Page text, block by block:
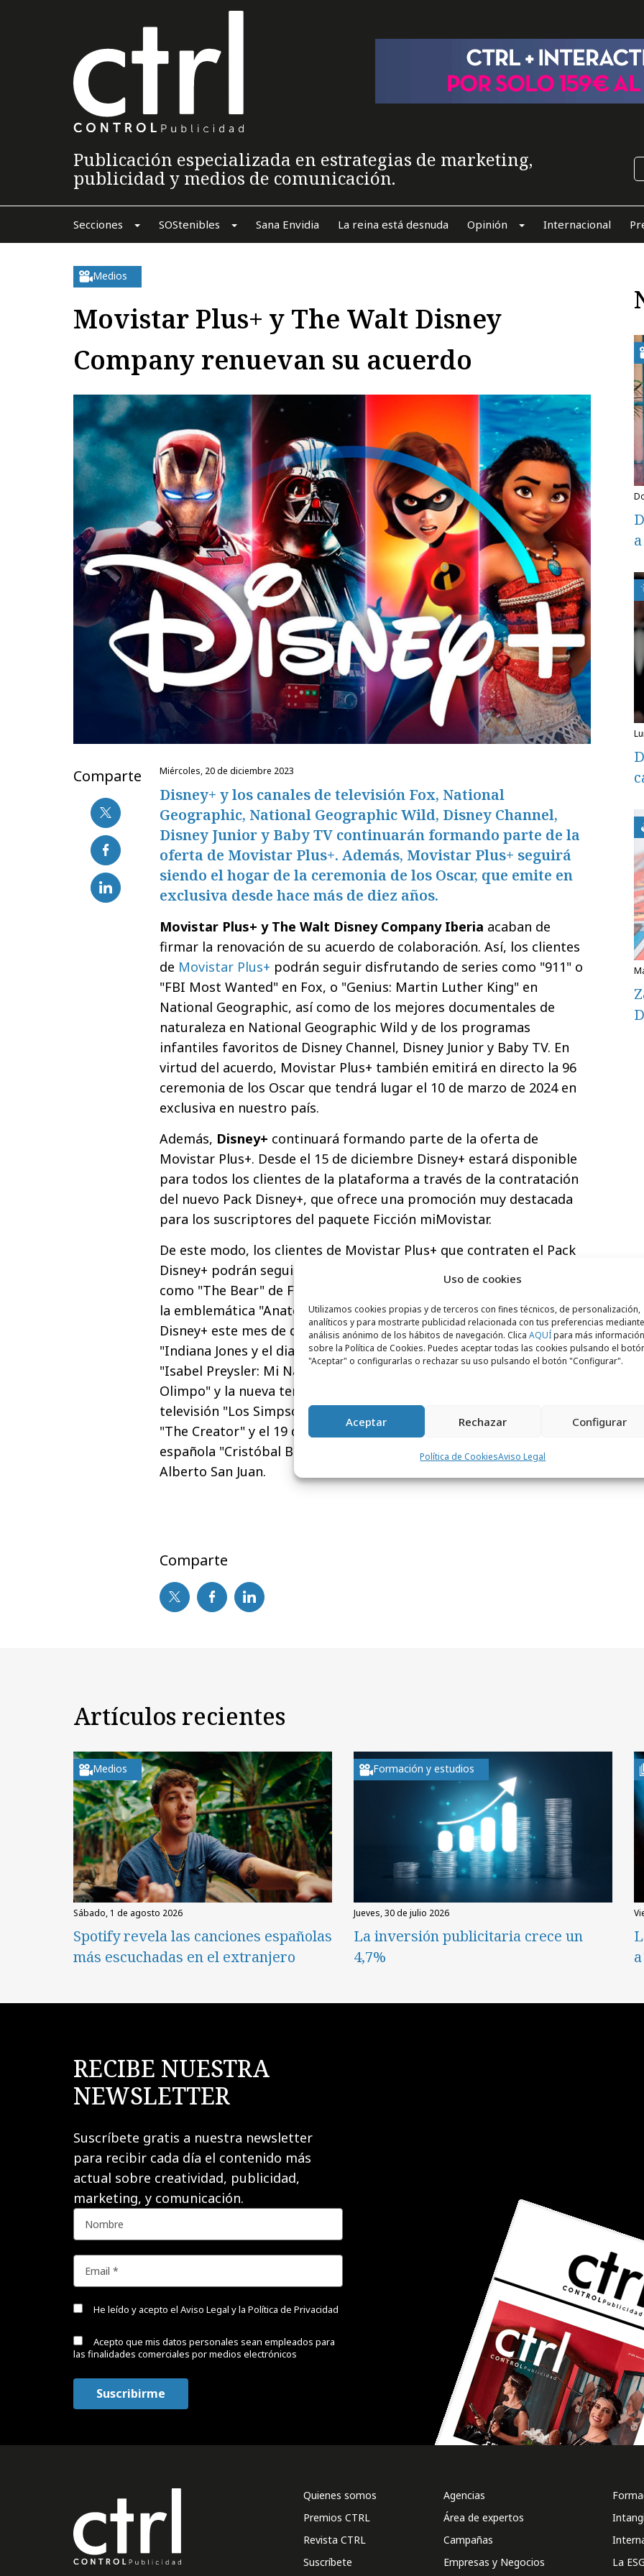
Uso de cookies
Utilizamos cookies propias y de terceros con fines técnicos, de personalización,
analíticos y para mostrarte publicidad relacionada con tus preferencias
análisis anónimo de los hábitos de navegación. Clica AQUÍpara más información
sobre la Política de Cookies. Puedes aceptar todas las cookies pulsando el
"Aceptar" o configurarlas o rechazar su uso pulsando el botón "Configurar".
Aceptar Rechazar Configurar
Política de CookiesAviso Legal
Publicación especializada en estrategias de marketing,
publicidad y medios de comunicación.
Secciones SOStenibles Sana Envidia La reina está desnuda Opinión Internacional
Medios
Movistar Plus+ y The Walt Disney
Company renuevan su acuerdo
Comparte miércoles, 20 de diciembre 2023
Disney+ y los canales de televisión Fox, National
Geographic, National Geographic Wild, Disney Channel,
Disney Junior y Baby TV continuarán formando parte de la
oferta de Movistar Plus+. Además, Movistar Plus+ seguirá
siendo el hogar de la ceremonia de los Oscar, que emite en
exclusiva desde hace más de diez años.
Movistar Plus+ y The Walt Disney Company Iberia acaban de
firmar la renovación de su acuerdo de colaboración. Así, los clientes
de Movistar Plus+ podrán seguir disfrutando de series como "911" o
"FBI Most Wanted" en Fox, o "Genius: Martin Luther King" en
National Geographic, así como de los mejores documentales de
naturaleza en National Geographic Wild y de los programas
infantiles favoritos de Disney Channel, Disney Junior y Baby TV. En
virtud del acuerdo, Movistar Plus+ también emitirá en directo la 96
ceremonia de los Oscar que tendrá lugar el 10 de marzo de 2024 en
exclusiva en nuestro país.
Además, Disney+ continuará formando parte de la oferta de
Movistar Plus+. Desde el 15 de diciembre Disney+ estará disponible
para todos los clientes de la plataforma a través de la contratación
del nuevo Pack Disney+, que ofrece una promoción muy destacada
para los suscriptores del paquete Ficción miMovistar.
De este modo, los clientes de Movistar Plus+ que contraten el Pack
Disney+ podrán seguir disfrutando de premiadas series originales
como "The Bear" de FX o "Solo asesinatos en el edificio", así como de
la emblemática "Anatomía de Grey". Los títulos que se lanzan en
Disney+ este mes de diciembre incluyen el reciente largometraje
"Indiana Jones y el dial del destino", el especial producido en España
"Isabel Preysler: Mi Navidad", la serie "Percy Jackson y los Dioses del
Olimpo" y la nueva temporada de la serie más longeva de la
televisión "Los Simpson". El 17 de enero se estrenará el largometraje
"The Creator" y el 19 de enero debutará la esperada serie original
española "Cristóbal Balenciaga", protagonizada por el premiado
Alberto San Juan.
Comparte
Artículos recientes
Medios
sábado, 1 de agosto 2026
Spotify revela las canciones españolas
más escuchadas en el extranjero
Formación y estudios
jueves, 30 de julio 2026
La inversión publicitaria crece un
4,7%
RECIBE NUESTRA
NEWSLETTER
Suscríbete gratis a nuestra newsletter
para recibir cada día el contenido más
actual sobre creatividad, publicidad,
marketing, y comunicación.
He leído y acepto el Aviso Legal y la Política de Privacidad
Acepto que mis datos personales sean empleados para
las finalidades comerciales por medios electrónicos
Quienes somos
Premios CTRL
Revista CTRL
Suscríbete
Agencias
Área de expertos
Campañas
Empresas y Negocios
La